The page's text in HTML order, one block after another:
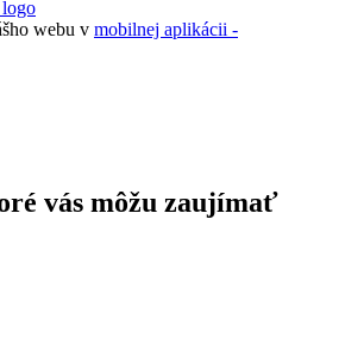
webu v mobilnej aplikácii -
vás môžu zaujímať